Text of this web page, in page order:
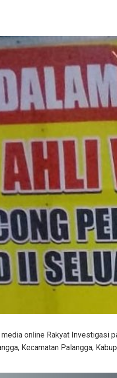
online Rakyat Investigasi
Kecamatan Palangga,